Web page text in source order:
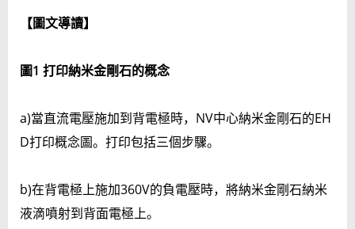
【圖文導讀】
圖1 打印納米金剛石的概念
a)當直流電壓施加到背電極時，NV中心納米金剛石的EH
D打印概念圖。打印包括三個步驟。
b)在背電極上施加360V的負電壓時，將納米金剛石納米
液滴噴射到背面電極上。